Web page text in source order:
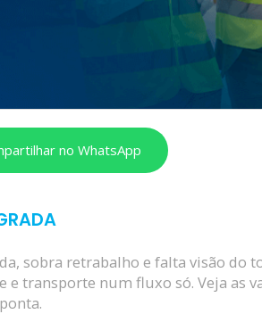
no WhatsApp
sobra retrabalho e falta visão do
transporte num fluxo só. Veja as